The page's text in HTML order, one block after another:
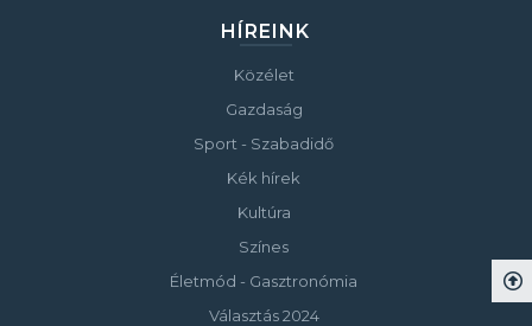
HÍREINK
Közélet
Gazdaság
Sport - Szabadidő
Kék hírek
Kultúra
Színes
Életmód - Gasztronómia
Választás 2024